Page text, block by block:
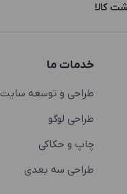
کالا
خدمات ما
طراحی و توسعه سایت
طراحی لوگو
چاپ و حکاکی
طراحی سه بعدی